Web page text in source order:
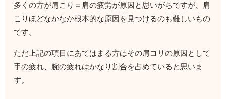
多くの方が肩こり＝肩の疲労が原因と思いがちですが、肩
こりほどなかなか根本的な原因を見つけるのも難しいもの
です。
ただ上記の項目にあてはまる方はその肩コリの原因として
手の疲れ、腕の疲れはかなり割合を占めていると思いま
す。